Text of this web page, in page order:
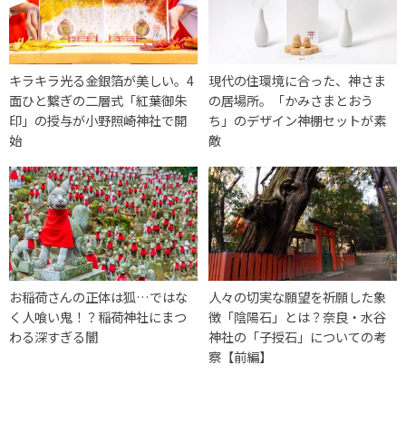
キラキラ光る金銀箔が美しい。4
面ひと繋ぎの二層式「紅葉御朱
印」の授与が小野照崎神社で開
始
現代の住環境に合った、神さま
の居場所。「かみさまとおう
ち」のデザイン神棚セットが素
敵
お稲荷さんの正体は狐…ではな
く人喰い鬼！？稲荷神社にまつ
わる深すぎる闇
人々の切実な願望を祈願した象
徴「陰陽石」とは？奈良・水谷
神社の「子授石」についての考
察【前編】